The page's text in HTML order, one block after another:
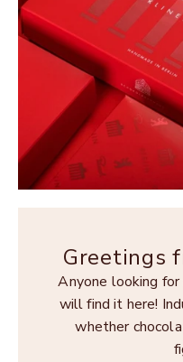
Greetings
Anyone looking
will find it here!
whether